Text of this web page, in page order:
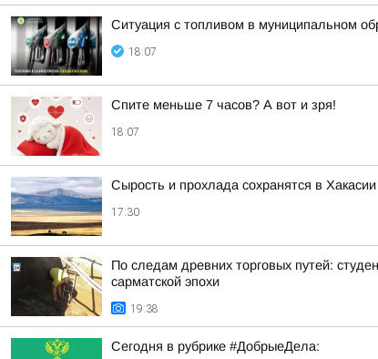
Ситуация с топливом в муниципальном
18:07
Спите меньше 7 часов? А вот и зря!
18:07
Сырость и прохлада сохранятся в
17:30
По следам древних торговых путей:
сарматской эпохи
19:38
Сегодня в рубрике #ДобрыеДела: